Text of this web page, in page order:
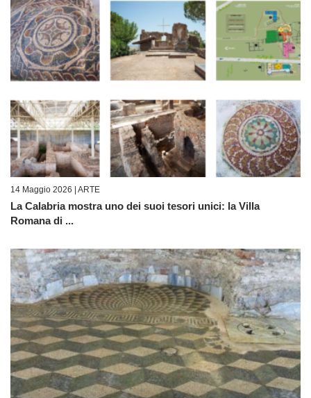
14 Maggio 2026 | ARTE
La Calabria mostra uno dei suoi tesori unici: la Villa
Romana di ...